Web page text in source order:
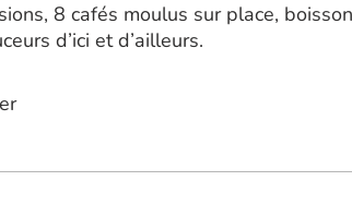
8 cafés moulus sur place,
d’ici et d’ailleurs.